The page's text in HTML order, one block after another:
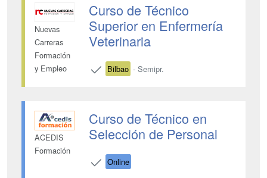
Nuevas
Carreras
Formación
y Empleo
Curso de Técnico
Superior en Enfermería
Veterinaria
Bilbao - Semipr.
ACEDIS
Formación
Curso de Técnico en
Selección de Personal
Online